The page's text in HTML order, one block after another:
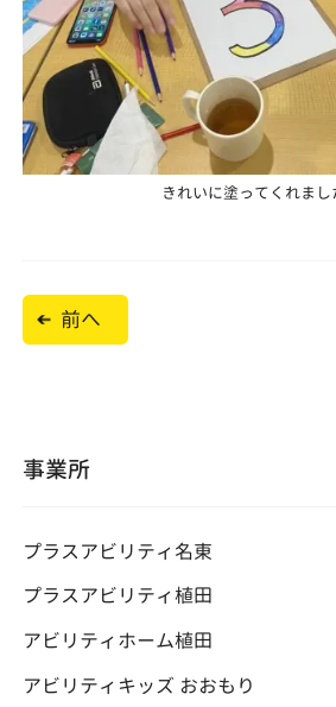
きれいに塗ってくれまし
投
ナ
ョ
ン
前へ
事業所
プラスアビリティ名東
プラスアビリティ植田
アビリティホーム植田
アビリティキッズ おおもり